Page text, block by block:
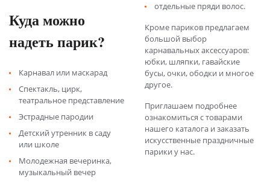
Куда можно
надеть парик?
Карнавал или маскарад
Спектакль, цирк,
театральное представление
Эстрадные пародии
Детский утренник в саду
или школе
Молодежная вечеринка,
музыкальный вечер
отдельные пряди волос.
Кроме париков предлагаем
большой выбор
карнавальных аксессуаров:
юбки, шляпки, гавайские
бусы, очки, ободки и многое
другое.
Приглашаем подробнее
ознакомиться с товарами
нашего каталога и заказать
искусственные праздничные
парики у нас.